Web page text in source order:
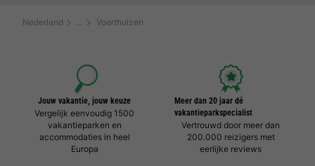
Nederland Voorthuizen
Jouw vakantie, jouw keuze
Vergelijk eenvoudig 1500
vakantieparken en
accommodaties in heel
Europa
Meer dan 20 jaar dé
vakantieparkspecialist
Vertrouwd door meer dan
200.000 reizigers met
eerlijke reviews